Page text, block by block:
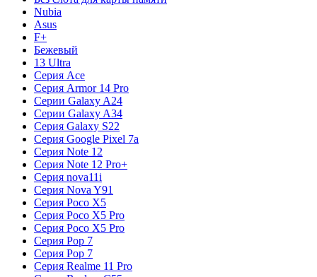
Nubia
Asus
F+
Бежевый
13 Ultra
Серия Ace
Серия Armor 14 Pro
Серии Galaxy A24
Серии Galaxy A34
Серия Galaxy S22
Серия Google Pixel 7a
Серия Note 12
Серия Note 12 Pro+
Серия nova11i
Серия Nova Y91
Серия Poco X5
Серия Poco X5 Pro
Серия Poco X5 Pro
Серия Pop 7
Серия Pop 7
Серия Realme 11 Pro